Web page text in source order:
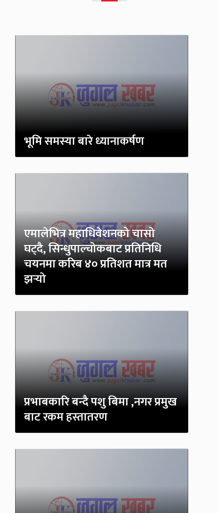
भूमि समस्या बारे ध्यानाकर्षण
एमालेभित्र महाधिवेशनको चासो
घट्दै, सिन्धुपाल्चोकबाट प्रतिनिधि
चयनमा करिब ४० प्रतिशत मात्र मत
झर्‍यो
प्रभाबकारि बन्दै पशु बिमा ,नगर प्रमुख
बाट रकम हस्तातरण